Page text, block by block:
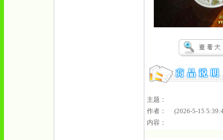
主题：
作者： (2026-5-15
内容：